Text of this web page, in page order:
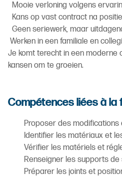
Mooie verloning volgens
Kans op vast contract na
Geen seriewerk, maar
Werken in een familiale en
Je komt terecht in een moderne
kansen om te groeien.
Compétences liées à la
Proposer des
Identifier les matériaux et
Vérifier les matériels et
Renseigner les supports
Préparer les joints et